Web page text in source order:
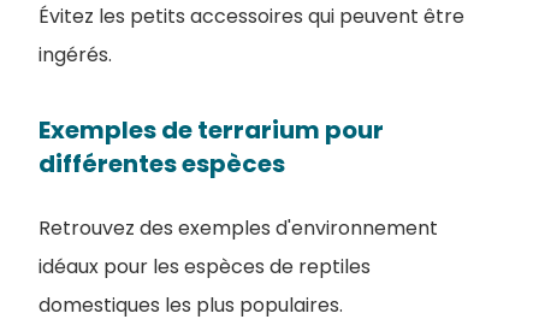
Évitez les petits accessoires qui peuvent être
ingérés.
Exemples de terrarium pour
différentes espèces
Retrouvez des exemples d'environnement
idéaux pour les espèces de reptiles
domestiques les plus populaires.